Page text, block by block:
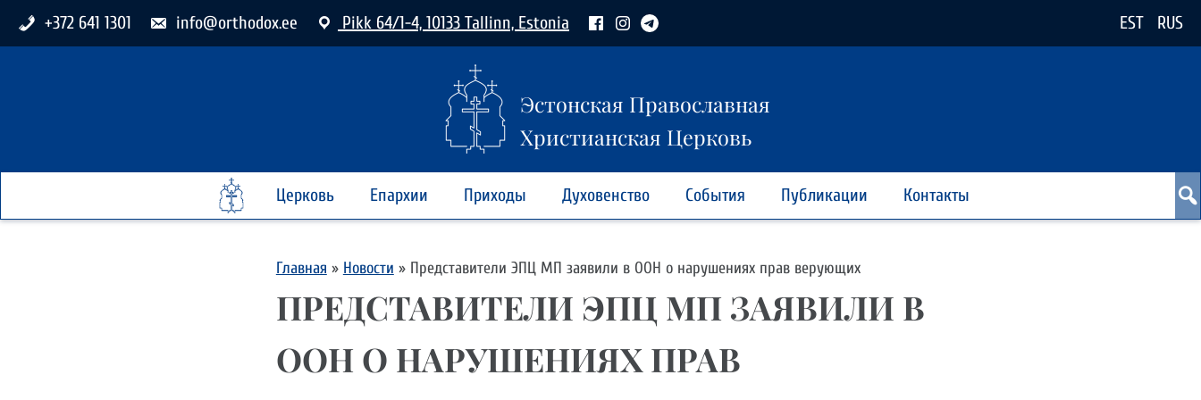
+372 641 1301 info@orthodox.ee Pikk 64/1-4, 10133 Tallinn, Estonia EST RUS
Эстонская Православная
Христианская Церковь
Церковь Епархии Приходы Духовенство События Публикации Контакты
Главная » Новости » Представители ЭПЦ МП заявили в ООН о нарушениях прав верующих
ПРЕДСТАВИТЕЛИ ЭПЦ МП ЗАЯВИЛИ В
ООН О НАРУШЕНИЯХ ПРАВ